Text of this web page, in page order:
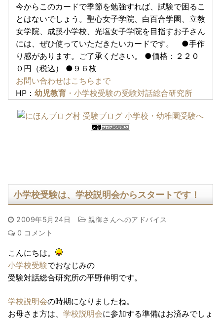
今からこのカードで季節を勉強すれば、試験で困るこ
とはないでしょう。聖心女子学院、白百合学園、立教
女学院、成蹊小学校、光塩女子学院を目指すお子さん
には、ぜひ使っていただきたいカードです。 ●手作
り感があります。ご了承ください。 ●価格：２２０
０円（税込） ●９６枚
お問い合わせはこちらまで
HP： 幼児教育 ・小学校受験の受験対話総合研究所
小学校受験は、学校説明会からスタートです！
2009年5月24日
親御さんへのアドバイス
0 コメント
こんにちは。
小学校受験でおなじみの
受験対話総合研究所の平野伸明です。
学校説明会の時期になりましたね。
お母さま方は、 学校説明会に参加する準備はお済みでしょ